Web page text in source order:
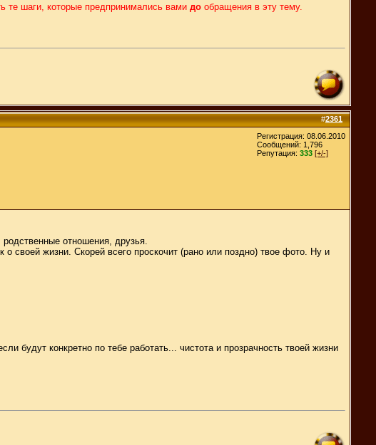
те шаги, которые предпринимались вами до обращения в эту тему.
#2361
Регистрация: 08.06.2010
Сообщений: 1,796
Репутация: 333 [+/-]
отношения, друзья.
своей жизни. Скорей всего проскочит (рано или поздно) твое фото. Ну и
будут конкретно по тебе работать... чистота и прозрачность твоей жизни